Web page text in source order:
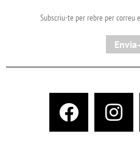
Subscriu-te per rebre per